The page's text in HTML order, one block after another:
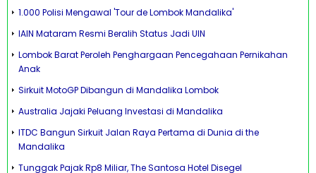
1.000 Polisi Mengawal 'Tour de Lombok Mandalika'
IAIN Mataram Resmi Beralih Status Jadi UIN
Lombok Barat Peroleh Penghargaan Pencegahaan Pernikahan
Anak
Sirkuit MotoGP Dibangun di Mandalika Lombok
Australia Jajaki Peluang Investasi di Mandalika
ITDC Bangun Sirkuit Jalan Raya Pertama di Dunia di the
Mandalika
Tunggak Pajak Rp8 Miliar, The Santosa Hotel Disegel